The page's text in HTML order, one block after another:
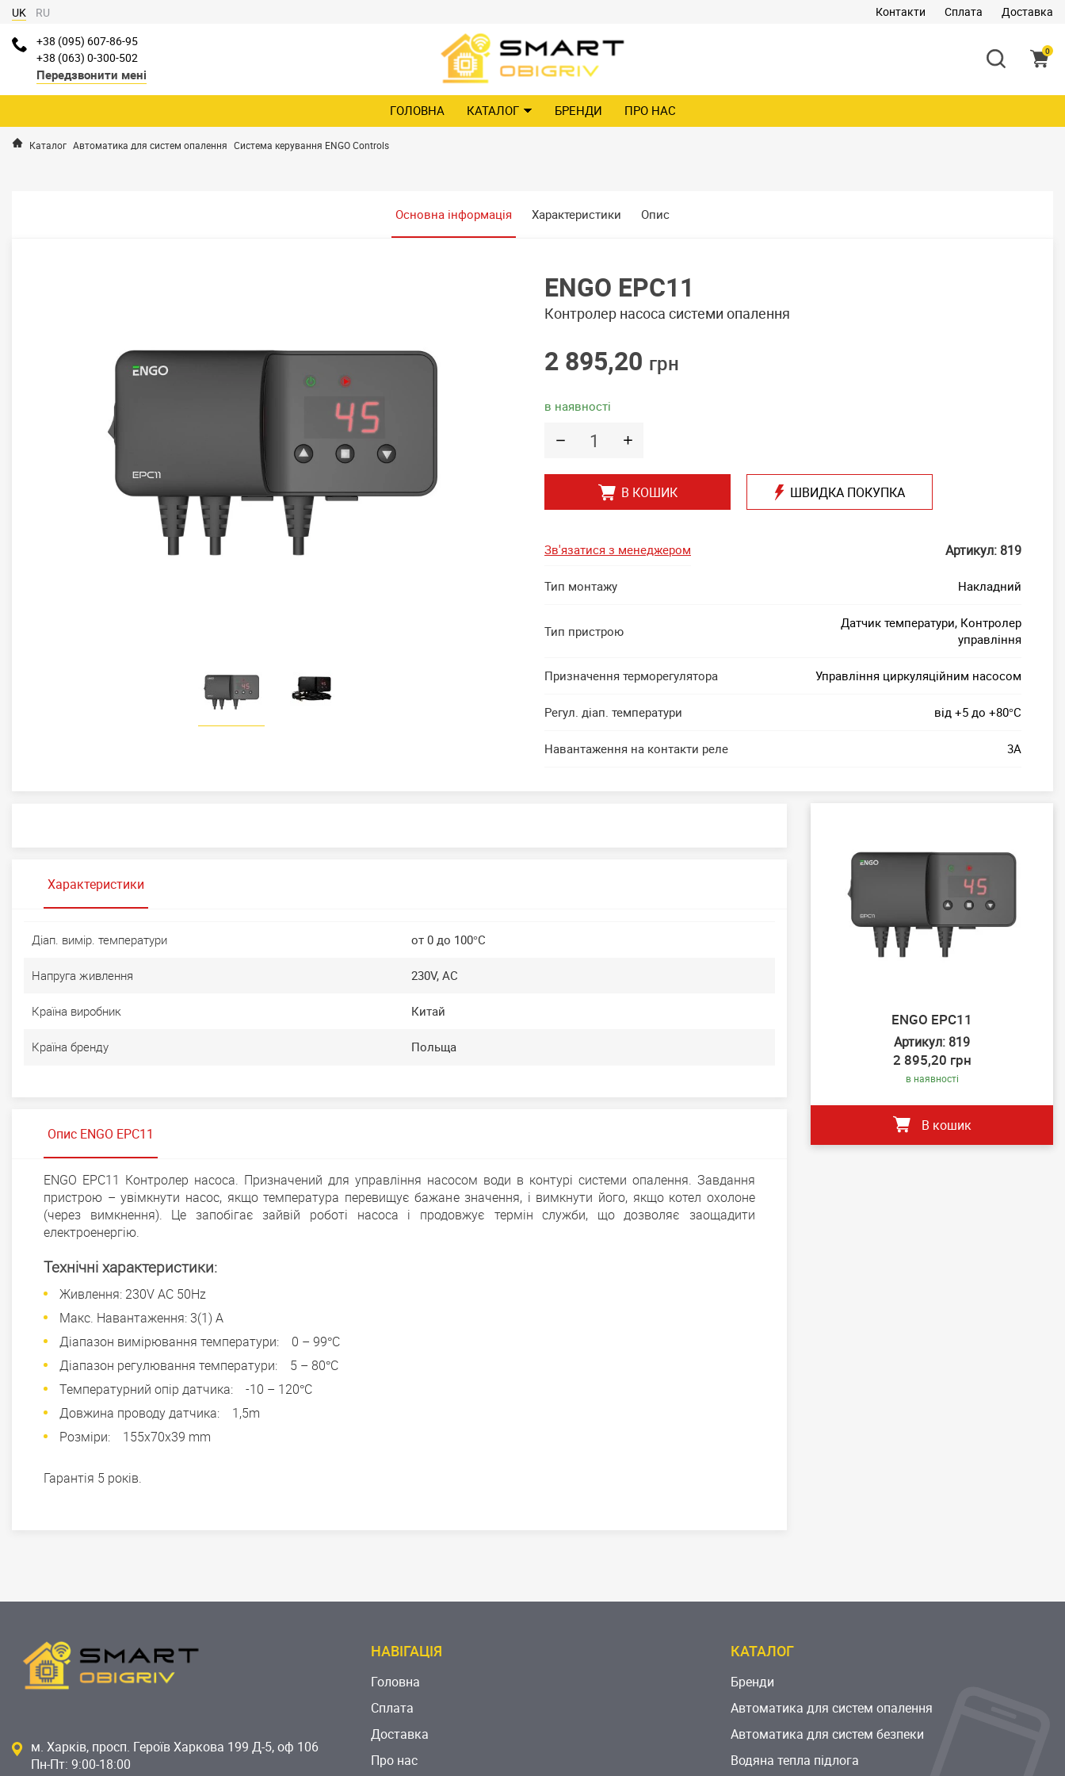
UK RU Контакти Сплата
Доставка
+38 (095) 607-86-95
+38 (063) 0-300-502
Передзвонити мені
0
ГОЛОВНА КАТАЛОГ БРЕНДИ ПРО НАС
Каталог Автоматика для систем опалення Система керування ENGO Controls
Основна інформація Характеристики Опис
ENGO EPC11
Контролер насоса системи опалення
2 895,20 грн
в наявності
В КОШИК ШВИДКА ПОКУПКА
Зв'язатися з менеджером Артикул: 819
Тип монтажу Накладний
Тип пристрою
Датчик температури, Контролер
управління
Призначення терморегулятора Управління циркуляційним насосом
Регул. діап. температури від +5 до +80°C
Навантаження на контакти реле 3А
Характеристики
Діап. вимір. температури от 0 до 100°C
Напруга живлення 230V, AC
Країна виробник Китай
Країна бренду Польща
Опис ENGO EPC11
ENGO EPC11 Контролер насоса. Призначений для управління насосом води в контурі системи опалення. Завдання
пристрою – увімкнути насос, якщо температура перевищує бажане значення, і вимкнути його, якщо котел охолоне
(через вимкнення). Це запобігає зайвій роботі насоса і продовжує термін служби, що дозволяє заощадити
електроенергію.
Технічні характеристики:
Живлення: 230V AC 50Hz
Макс. Навантаження: 3(1) A
Діапазон вимірювання температури: 0 – 99°C
Діапазон регулювання температури: 5 – 80°C
Температурний опір датчика: -10 – 120°C
Довжина проводу датчика: 1,5m
Розміри: 155x70x39 mm
Гарантія 5 років.
ENGO EPC11
Артикул: 819
2 895,20 грн
в наявності
В кошик
м. Харків, просп. Героїв Харкова 199 Д-5, оф 106
Пн-Пт: 9:00-18:00
НАВІГАЦІЯ
Головна
Сплата
Доставка
Про нас
КАТАЛОГ
Бренди
Автоматика для систем опалення
Автоматика для систем безпеки
Водяна тепла підлога